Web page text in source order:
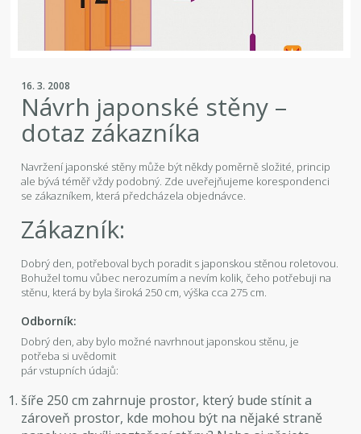
16. 3. 2008
Návrh japonské stěny –
dotaz zákazníka
Navržení japonské stěny může být někdy poměrně složité, princip
ale bývá téměř vždy podobný. Zde uveřejňujeme korespondenci
se zákazníkem, která předcházela objednávce.
Zákazník:
Dobrý den, potřeboval bych poradit s japonskou stěnou roletovou.
Bohužel tomu vůbec nerozumím a nevím kolik, čeho potřebuji na
stěnu, která by byla široká 250 cm, výška cca 275 cm.
Odborník:
Dobrý den, aby bylo možné navrhnout japonskou stěnu, je
potřeba si uvědomit
pár vstupních údajů:
šíře 250 cm zahrnuje prostor, který bude stínit a
zároveň prostor, kde mohou být na nějaké straně